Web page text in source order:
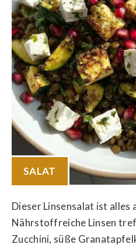
SALAT
Dieser Linsensalat ist alles
Nährstoffreiche Linsen
Zucchini, süße